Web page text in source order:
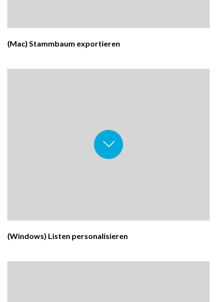
(Mac) Stammbaum exportieren
(Windows) Listen personalisieren